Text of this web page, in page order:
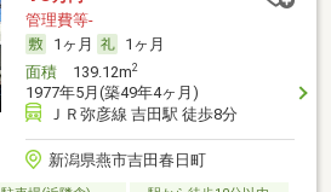
管理費等-
1ヶ月
1ヶ月
面積139.12m2
1977年5月(築49年4ヶ月)
ＪＲ弥彦線 吉田駅 徒歩8分
新潟県燕市吉田春日町